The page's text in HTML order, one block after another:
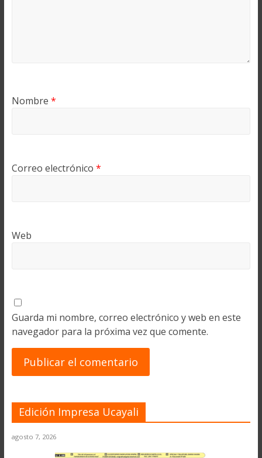
Nombre *
Correo electrónico *
Web
Guarda mi nombre, correo electrónico y web en este
navegador para la próxima vez que comente.
Edición Impresa Ucayali
agosto 7, 2026